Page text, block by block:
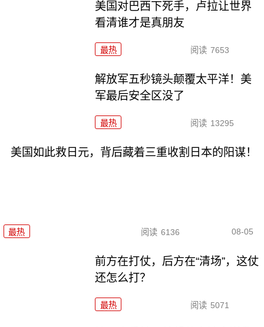
美国对巴西下死手，卢拉让世界
看清谁才是真朋友
最热 阅读 7653
解放军五秒镜头颠覆太平洋！美
军最后安全区没了
最热 阅读 13295
美国如此救日元，背后藏着三重收割日本的阳谋！
最热 阅读 6136 08-05
前方在打仗，后方在“清场”，这仗
还怎么打？
最热 阅读 5071